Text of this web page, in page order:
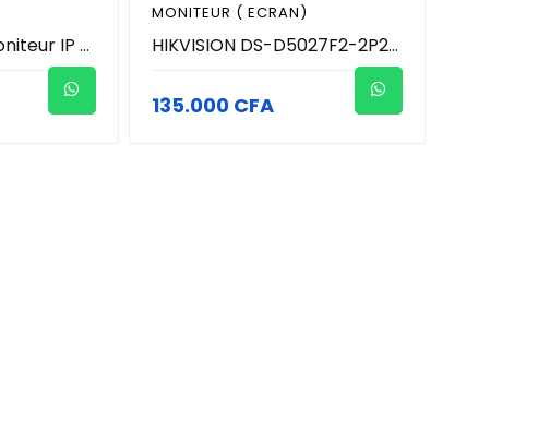
FANVIL i507W - Moniteur IP domotique intérieur - 10,1" - Android 9 - 2 Lignes SIP - Wifi & POE
MONITEUR ( ECRAN)
HIKVISION DS-D5027F2-2P2 - Moniteur (Ecran) 27 Pouces - 100 Hz
135.000 CFA